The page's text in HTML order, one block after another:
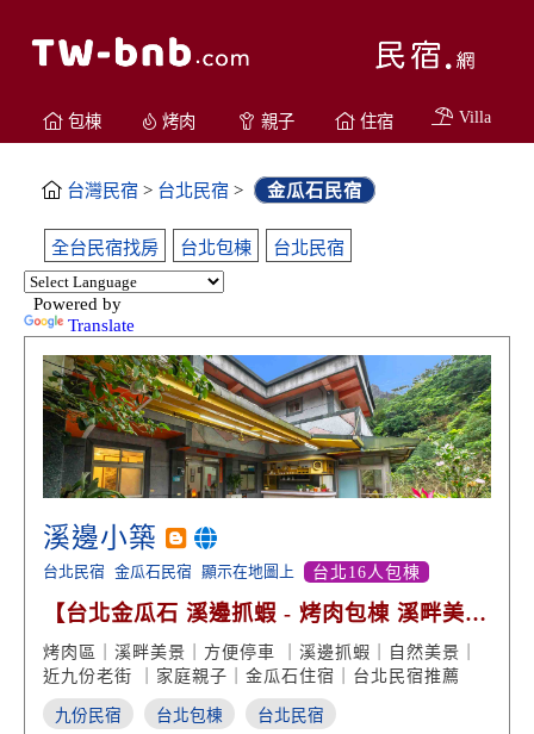
包棟 烤肉 親子 住宿 Villa
台灣民宿 > 台北民宿 > 金瓜石民宿
全台民宿找房 台北包棟 台北民宿
Powered by
Translate
溪邊小築
台北民宿 金瓜石民宿 顯示在地圖上 台北16人包棟
【台北金瓜石 溪邊抓蝦 - 烤肉包棟 溪畔美景
溫馨渡假】
烤肉區｜溪畔美景｜方便停車 ｜溪邊抓蝦｜自然美景｜
近九份老街 ｜家庭親子｜金瓜石住宿｜台北民宿推薦
九份民宿 台北包棟 台北民宿